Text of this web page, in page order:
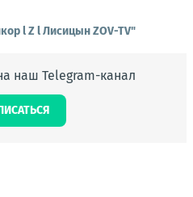
l Z l Лисицын ZOV-TV"
наш Telegram-канал